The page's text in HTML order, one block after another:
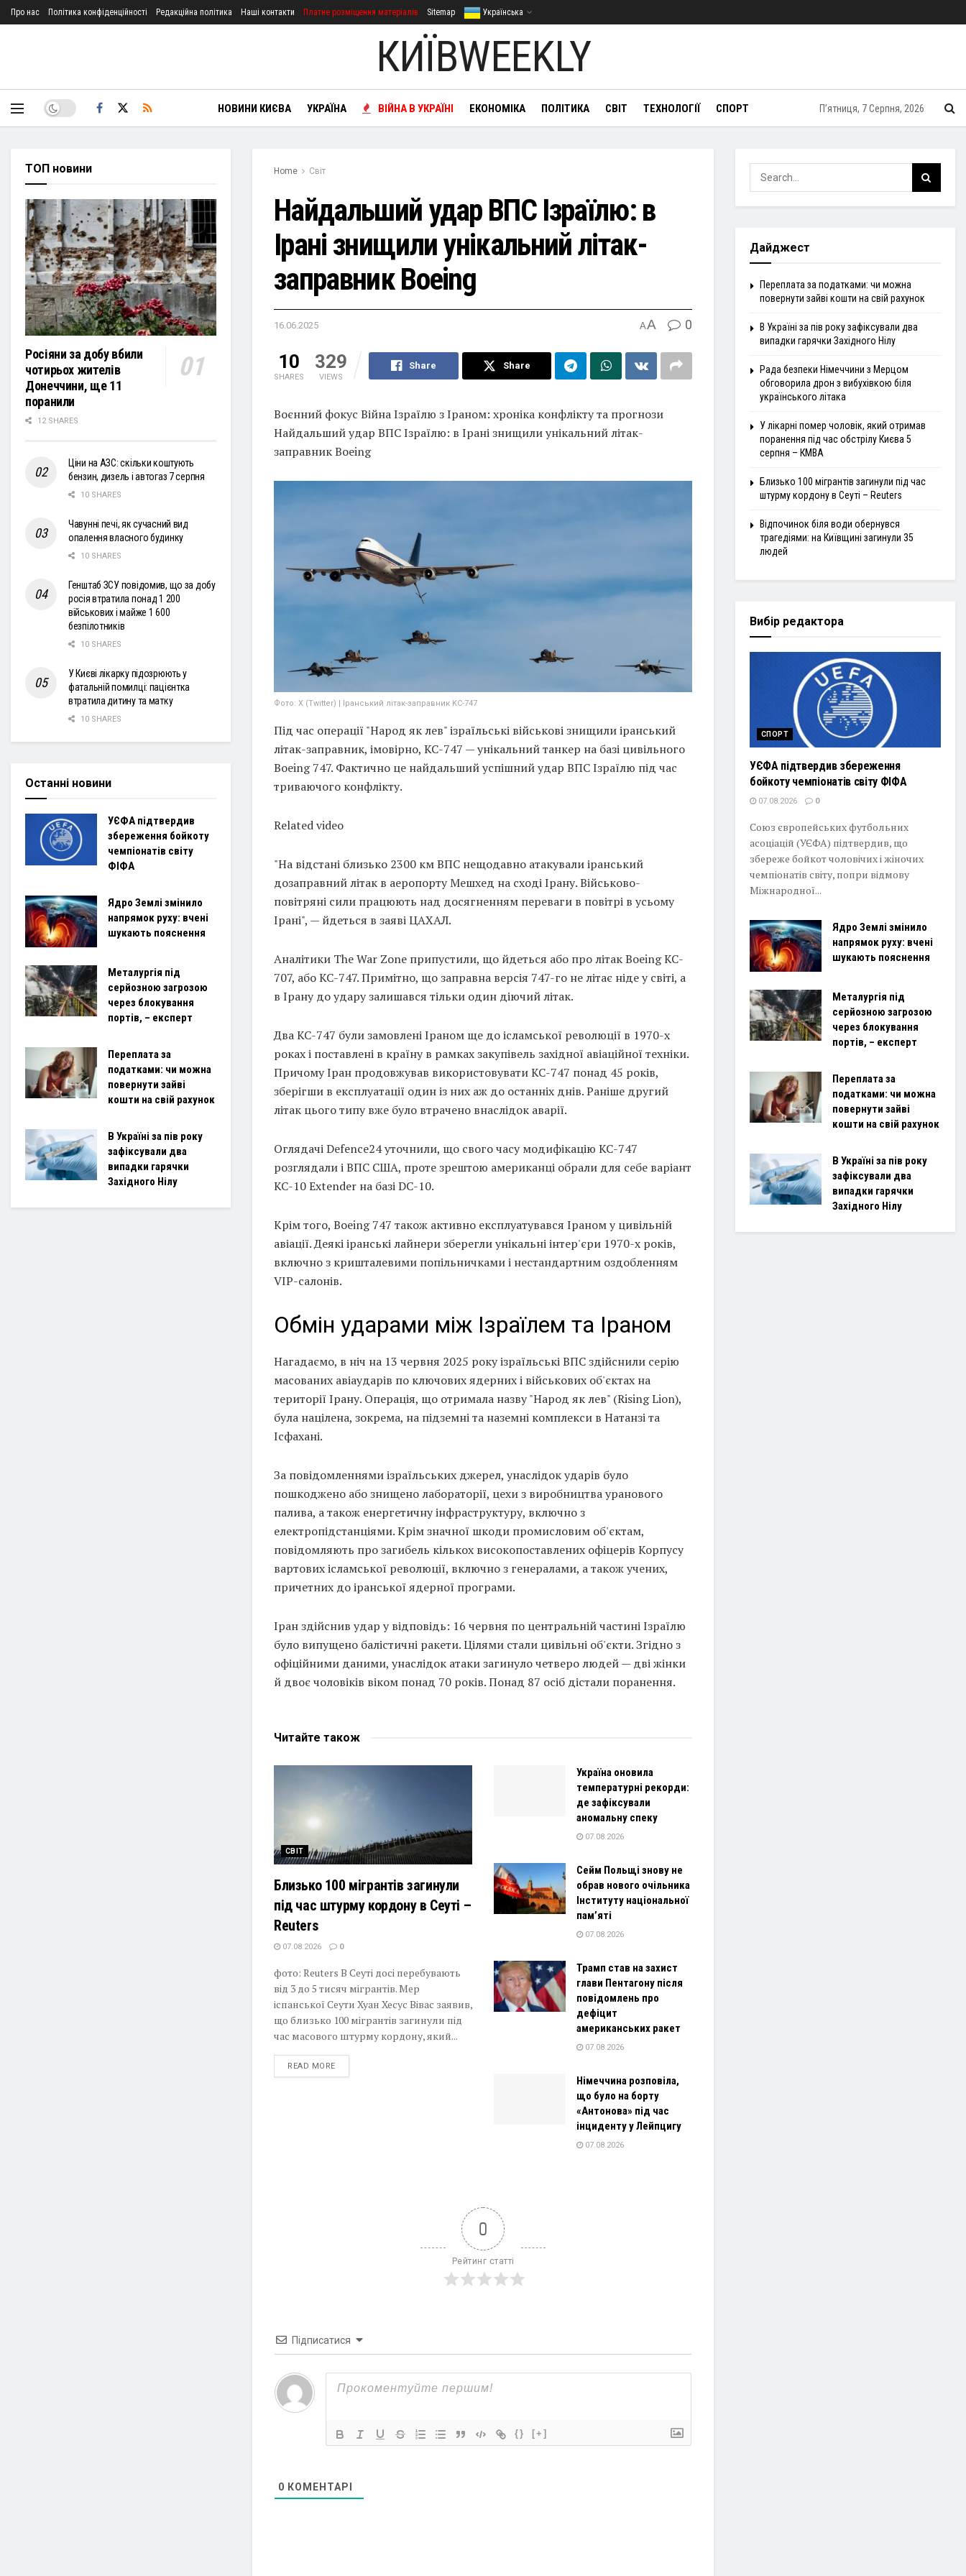
Про нас Політика конфіденційності Редакційна політика Наші контакти Платне розміщення матеріалів Sitemap Українська
КИЇВWEEKLY
НОВИНИ КИЄВА УКРАЇНА ВІЙНА В УКРАЇНІ ЕКОНОМІКА ПОЛІТИКА СВІТ ТЕХНОЛОГІЇ СПОРТ П’ятниця, 7 Серпня, 2026
Home Світ
Найдальший удар ВПС Ізраїлю: в
Ірані знищили унікальний літак-
заправник Boeing
16.06.2025 AA 0
10
SHARES
329
VIEWS
Share Share
Воєнний фокус Війна Ізраїлю з Іраном: хроніка конфлікту та прогнози
Найдальший удар ВПС Ізраїлю: в Ірані знищили унікальний літак-
заправник Boeing
Фото: X (Twitter) | Іранський літак-заправник KC-747
Під час операції "Народ як лев" ізраїльські військові знищили іранський
літак-заправник, імовірно, KC-747 — унікальний танкер на базі цивільного
Boeing 747. Фактично це найдальший успішний удар ВПС Ізраїлю під час
триваючого конфлікту.
Related video
"На відстані близько 2300 км ВПС нещодавно атакували іранський
дозаправний літак в аеропорту Мешхед на сході Ірану. Військово-
повітряні сили працюють над досягненням переваги в повітрі в усьому
Ірані", — йдеться в заяві ЦАХАЛ.
Аналітики The War Zone припустили, що йдеться або про літак Boeing KC-
707, або KC-747. Примітно, що заправна версія 747-го не літає ніде у світі, а
в Ірану до удару залишався тільки один діючий літак.
Два KC-747 були замовлені Іраном ще до ісламської революції в 1970-х
роках і поставлені в країну в рамках закупівель західної авіаційної техніки.
Причому Іран продовжував використовувати KC-747 понад 45 років,
зберігши в експлуатації один із них аж до останніх днів. Раніше другий
літак цього типу вже було втрачено внаслідок аварії.
Оглядачі Defence24 уточнили, що свого часу модифікацію KC-747
розглядали і ВПС США, проте зрештою американці обрали для себе варіант
KC-10 Extender на базі DC-10.
Крім того, Boeing 747 також активно експлуатувався Іраном у цивільній
авіації. Деякі іранські лайнери зберегли унікальні інтер'єри 1970-х років,
включно з кришталевими попільничками і нестандартним оздобленням
VIP-салонів.
Обмін ударами між Ізраїлем та Іраном
Нагадаємо, в ніч на 13 червня 2025 року ізраїльські ВПС здійснили серію
масованих авіаударів по ключових ядерних і військових об'єктах на
території Ірану. Операція, що отримала назву "Народ як лев" (Rising Lion),
була націлена, зокрема, на підземні та наземні комплекси в Натанзі та
Ісфахані.
За повідомленнями ізраїльських джерел, унаслідок ударів було
пошкоджено або знищено лабораторії, цехи з виробництва уранового
палива, а також енергетичну інфраструктуру, включно з
електропідстанціями. Крім значної шкоди промисловим об'єктам,
повідомляють про загибель кількох високопоставлених офіцерів Корпусу
вартових ісламської революції, включно з генералами, а також учених,
причетних до іранської ядерної програми.
Іран здійснив удар у відповідь: 16 червня по центральній частині Ізраїлю
було випущено балістичні ракети. Цілями стали цивільні об'єкти. Згідно з
офіційними даними, унаслідок атаки загинуло четверо людей — дві жінки
й двоє чоловіків віком понад 70 років. Понад 87 осіб дістали поранення.
Читайте також
СВІТ
Близько 100 мігрантів загинули
під час штурму кордону в Сеуті –
Reuters
07.08.2026 0
фото: Reuters В Сеуті досі перебувають
від 3 до 5 тисяч мігрантів. Мер
іспанської Сеути Хуан Хесус Вівас заявив,
що близько 100 мігрантів загинули під
час масового штурму кордону, який...
READ MOREDETAILS
Україна оновила
температурні рекорди:
де зафіксували
аномальну спеку
07.08.2026
Сейм Польщі знову не
обрав нового очільника
Інституту національної
пам’яті
07.08.2026
Трамп став на захист
глави Пентагону після
повідомлень про
дефіцит
американських ракет
07.08.2026
Німеччина розповіла,
що було на борту
«Антонова» під час
інциденту у Лейпцигу
07.08.2026
0
Рейтинг статті
Підписатися
{} [+]
0 КОМЕНТАРІ
ТОП новини
Росіяни за добу вбили
чотирьох жителів
Донеччини, ще 11
поранили
12 SHARES
Ціни на АЗС: скільки коштують
бензин, дизель і автогаз 7 серпня
10 SHARES
Чавунні печі, як сучасний вид
опалення власного будинку
10 SHARES
Генштаб ЗСУ повідомив, що за добу
росія втратила понад 1 200
військових і майже 1 600
безпілотників
10 SHARES
У Києві лікарку підозрюють у
фатальній помилці: пацієнтка
втратила дитину та матку
10 SHARES
Останні новини
УЄФА підтвердив
збереження бойкоту
чемпіонатів світу
ФІФА
Ядро Землі змінило
напрямок руху: вчені
шукають пояснення
Металургія під
серйозною загрозою
через блокування
портів, – експерт
Переплата за
податками: чи можна
повернути зайві
кошти на свій рахунок
В Україні за пів року
зафіксували два
випадки гарячки
Західного Нілу
Дайджест
Переплата за податками: чи можна
повернути зайві кошти на свій рахунок
В Україні за пів року зафіксували два
випадки гарячки Західного Нілу
Рада безпеки Німеччини з Мерцом
обговорила дрон з вибухівкою біля
українського літака
У лікарні помер чоловік, який отримав
поранення під час обстрілу Києва 5
серпня – КМВА
Близько 100 мігрантів загинули під час
штурму кордону в Сеуті – Reuters
Відпочинок біля води обернувся
трагедіями: на Київщині загинули 35
людей
Вибір редактора
СПОРТ
УЄФА підтвердив збереження
бойкоту чемпіонатів світу ФІФА
07.08.2026 0
Союз європейських футбольних
асоціацій (УЄФА) підтвердив, що
збереже бойкот чоловічих і жіночих
чемпіонатів світу, попри відмову
Міжнародної...
Ядро Землі змінило
напрямок руху: вчені
шукають пояснення
Металургія під
серйозною загрозою
через блокування
портів, – експерт
Переплата за
податками: чи можна
повернути зайві
кошти на свій рахунок
В Україні за пів року
зафіксували два
випадки гарячки
Західного Нілу